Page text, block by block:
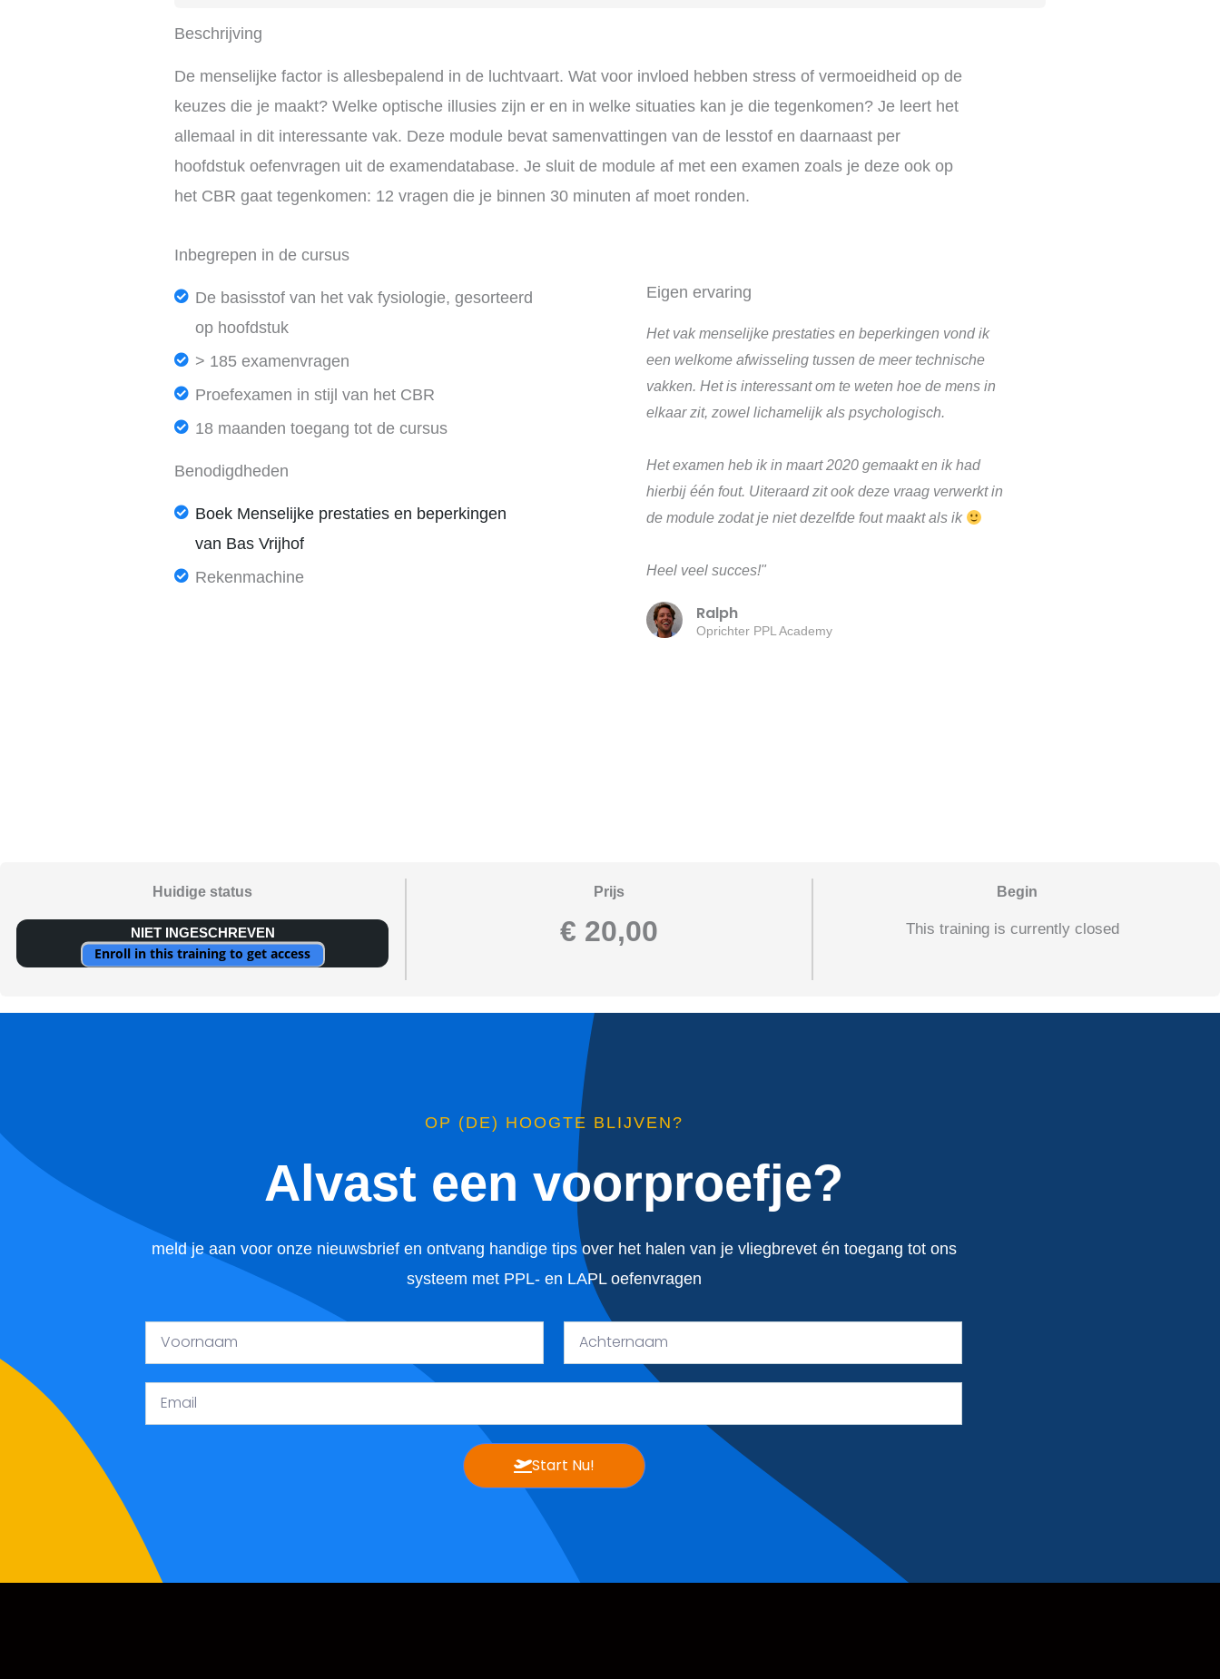
Beschrijving
De menselijke factor is allesbepalend in de luchtvaart. Wat voor invloed hebben stress of vermoeidheid op de
keuzes die je maakt? Welke optische illusies zijn er en in welke situaties kan je die tegenkomen? Je leert het
allemaal in dit interessante vak. Deze module bevat samenvattingen van de lesstof en daarnaast per
hoofdstuk oefenvragen uit de examendatabase. Je sluit de module af met een examen zoals je deze ook op
het CBR gaat tegenkomen: 12 vragen die je binnen 30 minuten af moet ronden.
Inbegrepen in de cursus
De basisstof van het vak fysiologie, gesorteerd
op hoofdstuk
> 185 examenvragen
Proefexamen in stijl van het CBR
18 maanden toegang tot de cursus
Benodigdheden
Boek Menselijke prestaties en beperkingen
van Bas Vrijhof
Rekenmachine
Eigen ervaring
Het vak menselijke prestaties en beperkingen vond ik
een welkome afwisseling tussen de meer technische
vakken. Het is interessant om te weten hoe de mens in
elkaar zit, zowel lichamelijk als psychologisch.
Het examen heb ik in maart 2020 gemaakt en ik had
hierbij één fout. Uiteraard zit ook deze vraag verwerkt in
de module zodat je niet dezelfde fout maakt als ik
Heel veel succes!"
Ralph
Oprichter PPL Academy
Huidige status
NIET INGESCHREVEN
Enroll in this training to get access
Prijs
€ 20,00
Begin
This training is currently closed
OP (DE) HOOGTE BLIJVEN?
Alvast een voorproefje?
meld je aan voor onze nieuwsbrief en ontvang handige tips over het halen van je vliegbrevet én toegang tot ons
systeem met PPL- en LAPL oefenvragen
Achternaam
Start Nu!